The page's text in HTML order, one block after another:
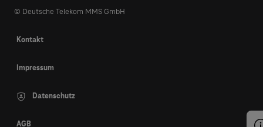
© Deutsche Telekom MMS GmbH
Kontakt
Impressum
Datenschutz
AGB